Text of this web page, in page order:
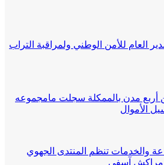
العام للأمن الوطني ولمراقبة التراب
أربع مدن بالممكلة سجلت مامجموعه
والخدمات تنظم المنتدى الجهوي
مراكش آسفي